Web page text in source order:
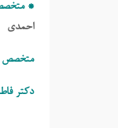
* متخصص
احمدی
متخصص
دکتر